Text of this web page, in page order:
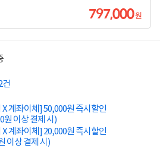
797,000원
건
X 계좌이체] 50,000원 즉시할인
원 이상 결제 시)
X 계좌이체] 20,000원 즉시할인
이상 결제 시)